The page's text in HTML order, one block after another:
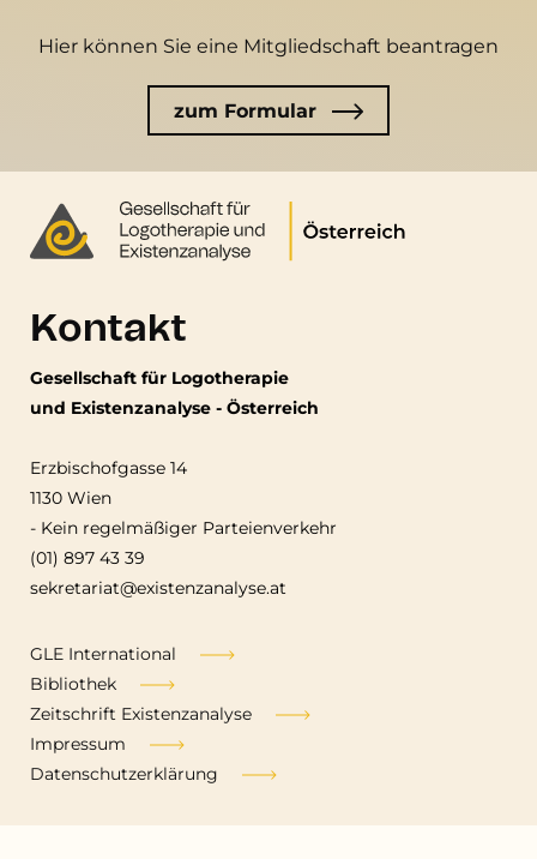
Hier können Sie eine Mitgliedschaft beantragen
zum Formular
Kontakt
Gesellschaft für Logotherapie
und Existenzanalyse - Österreich
Erzbischofgasse 14
1130 Wien
- Kein regelmäßiger Parteienverkehr
(01) 897 43 39
sekretariat@existenzanalyse.at
GLE International
Bibliothek
Zeitschrift Existenzanalyse
Impressum
Datenschutzerklärung